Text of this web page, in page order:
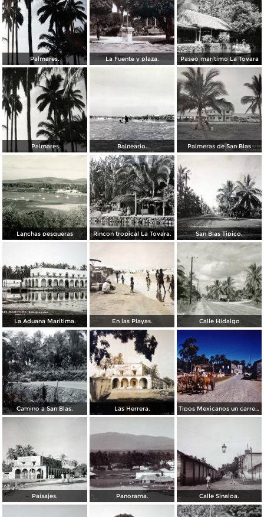
Palmares. La Fuente y plaza. Paseo marítimo La Tovara
Palmares Balneario. Palmeras de San Blas
Lanchas pesqueras Rincon tropical La Tovara. San Blas Tipico.
La Aduana Maritima. En las Playas. Calle Hidalgo
Camino a San Blas. Las Herrera. Tipos Mexicanos un carretero de San Blas, Nayarit.
Paisajes. Panorama. Calle Sinaloa.